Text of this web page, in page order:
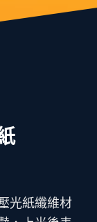
光紙纖維材